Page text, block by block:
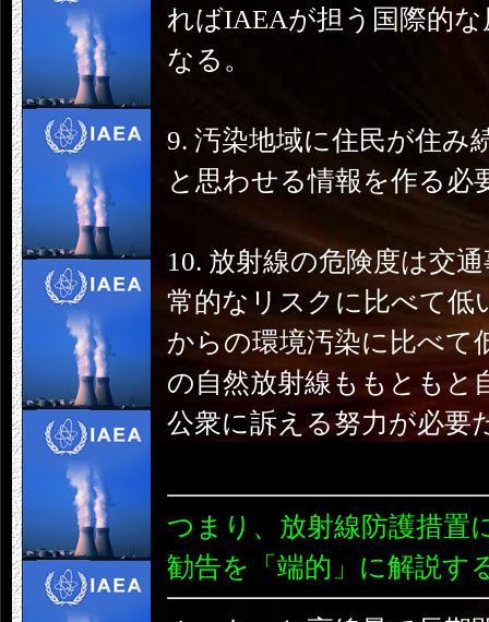
ればIAEAが担う国際的
なる。
9. 汚染地域に住民が住み
と思わせる情報を作る必
10. 放射線の危険度は交
常的なリスクに比べて低
からの環境汚染に比べて
の自然放射線ももともと
公衆に訴える努力が必要
つまり、放射線防護措置
勧告を「端的」に解説す